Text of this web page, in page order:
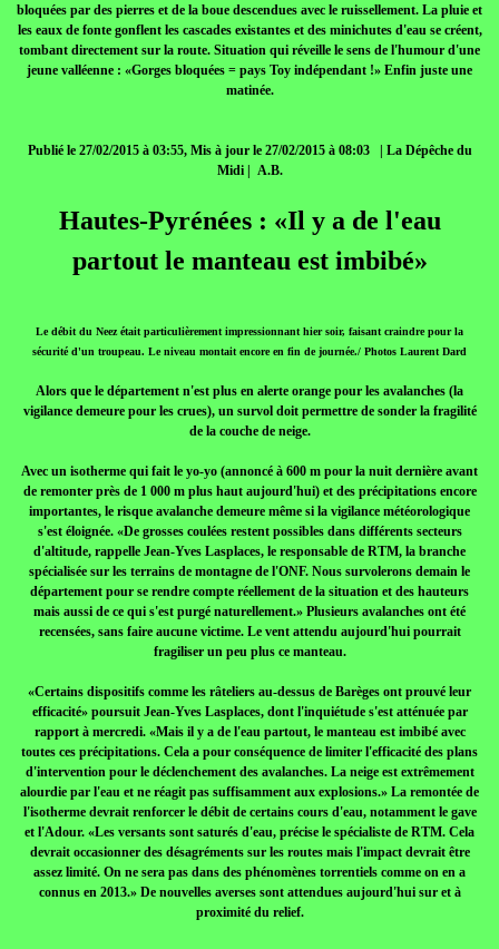
bloquées par des pierres et de la boue descendues avec le ruissellement. La pluie et
les eaux de fonte gonflent les cascades existantes et des minichutes d'eau se créent,
tombant directement sur la route. Situation qui réveille le sens de l'humour d'une
jeune valléenne : «Gorges bloquées = pays Toy indépendant !» Enfin juste une
matinée.
Publié le 27/02/2015 à 03:55, Mis à jour le 27/02/2015 à 08:03 | La Dépêche du
Midi | A.B.
Hautes-Pyrénées : «Il y a de l'eau
partout le manteau est imbibé»
Le débit du Neez était particulièrement impressionnant hier soir, faisant craindre pour la
sécurité d'un troupeau. Le niveau montait encore en fin de journée./ Photos Laurent Dard
Alors que le département n'est plus en alerte orange pour les avalanches (la
vigilance demeure pour les crues), un survol doit permettre de sonder la fragilité
de la couche de neige.
Avec un isotherme qui fait le yo-yo (annoncé à 600 m pour la nuit dernière avant
de remonter près de 1 000 m plus haut aujourd'hui) et des précipitations encore
importantes, le risque avalanche demeure même si la vigilance météorologique
s'est éloignée. «De grosses coulées restent possibles dans différents secteurs
d'altitude, rappelle Jean-Yves Lasplaces, le responsable de RTM, la branche
spécialisée sur les terrains de montagne de l'ONF. Nous survolerons demain le
département pour se rendre compte réellement de la situation et des hauteurs
mais aussi de ce qui s'est purgé naturellement.» Plusieurs avalanches ont été
recensées, sans faire aucune victime. Le vent attendu aujourd'hui pourrait
fragiliser un peu plus ce manteau.
«Certains dispositifs comme les râteliers au-dessus de Barèges ont prouvé leur
efficacité» poursuit Jean-Yves Lasplaces, dont l'inquiétude s'est atténuée par
rapport à mercredi. «Mais il y a de l'eau partout, le manteau est imbibé avec
toutes ces précipitations. Cela a pour conséquence de limiter l'efficacité des plans
d'intervention pour le déclenchement des avalanches. La neige est extrêmement
alourdie par l'eau et ne réagit pas suffisamment aux explosions.» La remontée de
l'isotherme devrait renforcer le débit de certains cours d'eau, notamment le gave
et l'Adour. «Les versants sont saturés d'eau, précise le spécialiste de RTM. Cela
devrait occasionner des désagréments sur les routes mais l'impact devrait être
assez limité. On ne sera pas dans des phénomènes torrentiels comme on en a
connus en 2013.» De nouvelles averses sont attendues aujourd'hui sur et à
proximité du relief.